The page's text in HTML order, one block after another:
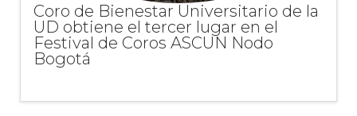
Coro de Bienestar Universitario de la
UD obtiene el tercer lugar en el
Festival de Coros ASCUN Nodo
Bogotá